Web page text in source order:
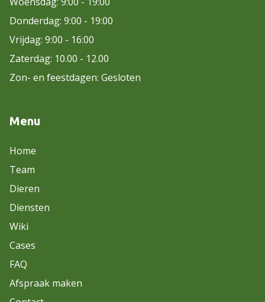
Donderdag: 9:00 - 19:00
Vrijdag: 9:00 - 16:00
Zaterdag: 10.00 - 12.00
Zon- en feestdagen: Gesloten
Menu
Home
Team
Dieren
Diensten
Wiki
Cases
FAQ
Afspraak maken